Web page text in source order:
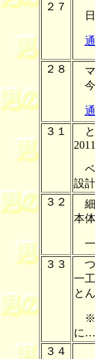
２７
日
２８
マ
今
３１
と
ベ
設
３２
細
本
一
３３
つ
一
と
※
に…
３４